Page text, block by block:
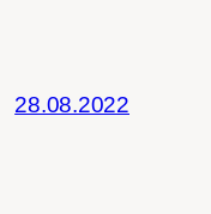
28.08.2022